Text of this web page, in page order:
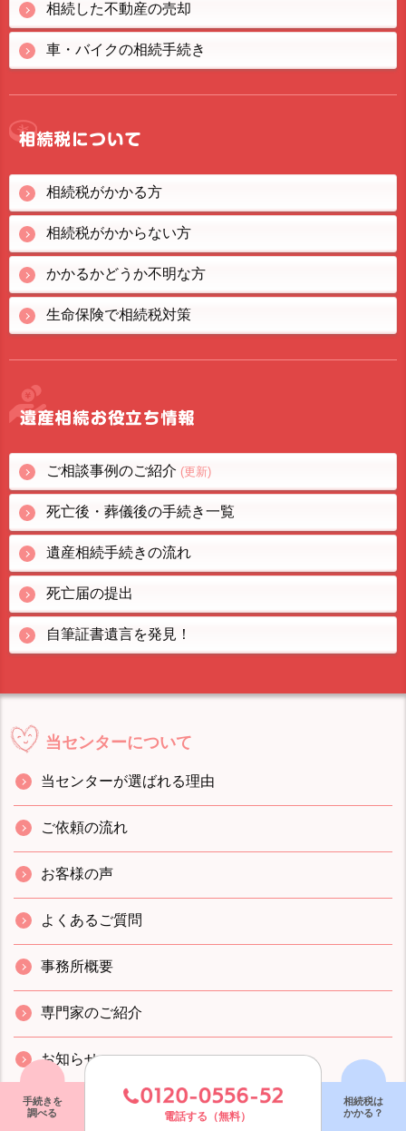
相続した不動産の売却
車・バイクの相続手続き
相続税がかかる方
相続税がかからない方
かかるかどうか不明な方
生命保険で相続税対策
ご相談事例のご紹介 (更新)
死亡後・葬儀後の手続き一覧
遺産相続手続きの流れ
死亡届の提出
自筆証書遺言を発見！
当センターについて
当センターが選ばれる理由
ご依頼の流れ
お客様の声
よくあるご質問
事務所概要
専門家のご紹介
お知らせ
スタッフブログ
手続きを
調べる
電話する（無料）
相続税は
かかる？